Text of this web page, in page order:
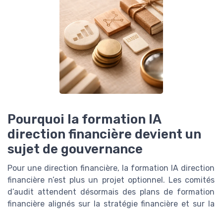
Pourquoi la formation IA
direction financière devient un
sujet de gouvernance
Pour une direction financière, la formation IA direction
financière n’est plus un projet optionnel. Les comités
d’audit attendent désormais des plans de formation
financière alignés sur la stratégie financière et sur la